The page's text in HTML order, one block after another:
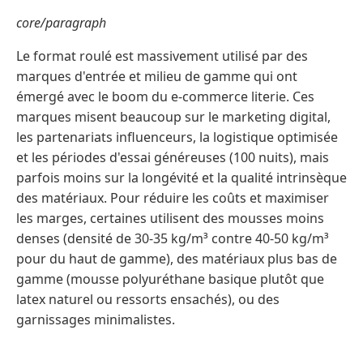
core/paragraph
Le format roulé est massivement utilisé par des
marques d'entrée et milieu de gamme qui ont
émergé avec le boom du e-commerce literie. Ces
marques misent beaucoup sur le marketing digital,
les partenariats influenceurs, la logistique optimisée
et les périodes d'essai généreuses (100 nuits), mais
parfois moins sur la longévité et la qualité intrinsèque
des matériaux. Pour réduire les coûts et maximiser
les marges, certaines utilisent des mousses moins
denses (densité de 30-35 kg/m³ contre 40-50 kg/m³
pour du haut de gamme), des matériaux plus bas de
gamme (mousse polyuréthane basique plutôt que
latex naturel ou ressorts ensachés), ou des
garnissages minimalistes.